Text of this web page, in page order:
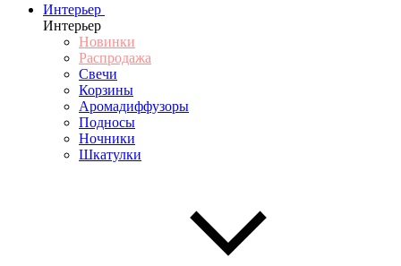
Интерьер
Интерьер
Новинки
Распродажа
Свечи
Корзины
Аромадиффузоры
Подносы
Ночники
Шкатулки